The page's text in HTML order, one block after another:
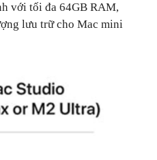
với tối đa 64GB RAM,
lưu trữ cho Mac mini